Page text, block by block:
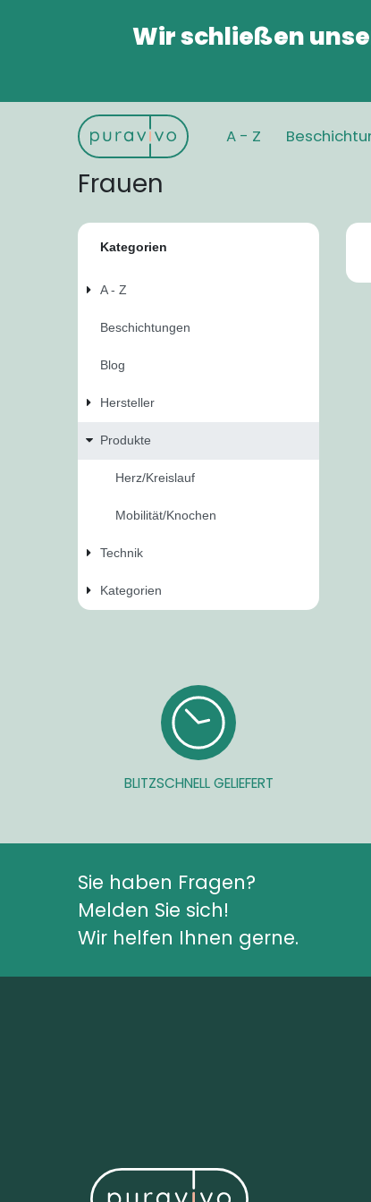
Wir schließen
A - Z
Frauen
Kategorien
A - Z
Beschichtungen
Blog
Hersteller
Produkte
Herz/Kreislauf
Mobilität/Knochen
Technik
Kategorien
BLITZSCHNELL GELIEFERT
Sie haben Fragen?
Melden Sie sich!
Wir helfen Ihnen gerne.